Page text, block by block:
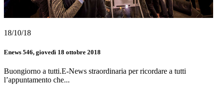
18/10/18
Enews 546, giovedì 18 ottobre 2018
Buongiorno a tutti.E-News straordinaria per ricordare a tutti
l’appuntamento che...